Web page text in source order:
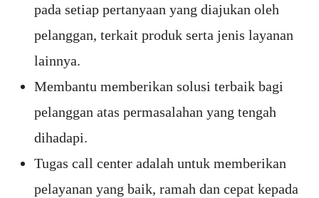
pada setiap pertanyaan yang diajukan oleh
pelanggan, terkait produk serta jenis layanan
lainnya.
Membantu memberikan solusi terbaik bagi
pelanggan atas permasalahan yang tengah
dihadapi.
Tugas call center adalah untuk memberikan
pelayanan yang baik, ramah dan cepat kepada